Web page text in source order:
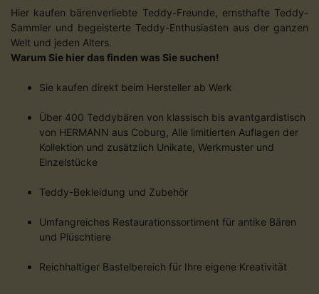
Hier kaufen bärenverliebte Teddy-Freunde, ernsthafte Teddy-
Sammler und begeisterte Teddy-Enthusiasten aus der ganzen
Welt und jeden Alters.
Warum Sie hier das finden was Sie suchen!
Sie kaufen direkt beim Hersteller ab Werk
Über 400 Teddybären von klassisch bis avantgardistisch
von HERMANN aus Coburg, Alle limitierten Auflagen der
Kollektion und zusätzlich Unikate, Werkmuster und
Einzelstücke
Teddy-Bekleidung und Zubehör
Umfangreiches Restaurationssortiment für antike Bären
und Plüschtiere
Reichhaltiger Bastelbereich für Ihre eigene Kreativität